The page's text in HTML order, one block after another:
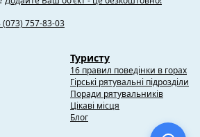
(073) 757-83-03
Туристу
16 правил поведінки в горах
Гірські рятувальні підрозділи
Поради рятувальників
Цікаві місця
Блог